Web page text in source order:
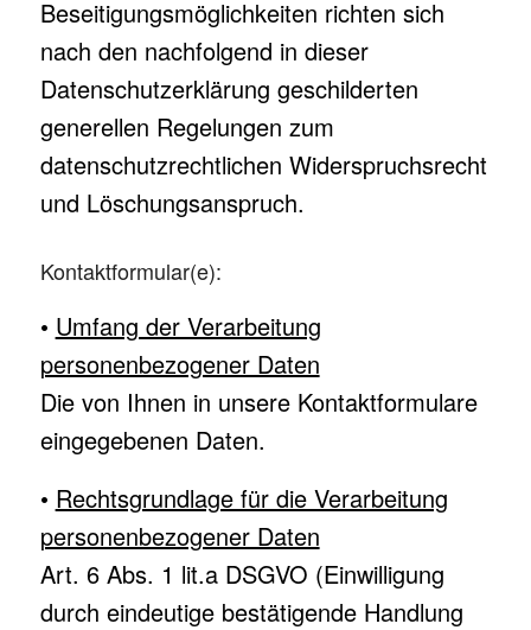
Beseitigungsmöglichkeiten richten sich
nach den nachfolgend in dieser
Datenschutzerklärung geschilderten
generellen Regelungen zum
datenschutzrechtlichen Widerspruchsrecht
und Löschungsanspruch.
Kontaktformular(e):
• Umfang der Verarbeitung
personenbezogener Daten
Die von Ihnen in unsere Kontaktformulare
eingegebenen Daten.
• Rechtsgrundlage für die Verarbeitung
personenbezogener Daten
Art. 6 Abs. 1 lit.a DSGVO (Einwilligung
durch eindeutige bestätigende Handlung